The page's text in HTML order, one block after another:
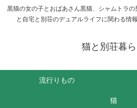
黒猫の女の子とおばあさん黒猫、シャムトラ
と自宅と別荘のデュアルライフに関わる情
猫と別荘暮ら
流行りもの
猫